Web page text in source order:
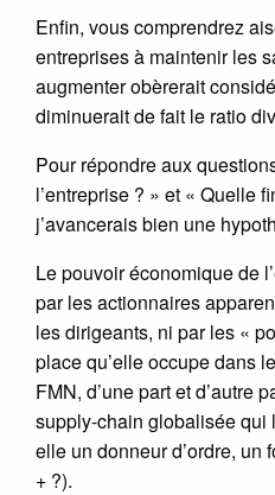
Enfin, vous comprendrez
entreprises à maintenir les
augmenter obèrerait
diminuerait de fait le ratio
Pour répondre aux
l’entreprise ? » et « Quelle
j’avancerais bien une
Le pouvoir économique de
par les actionnaires
les dirigeants, ni par les «
place qu’elle occupe dans
FMN, d’une part et d’autre
supply-chain globalisée qui
elle un donneur d’ordre, un
+ ?).